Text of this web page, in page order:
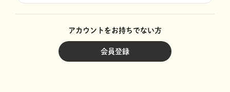
アカウントをお持ちでない方
会員登録